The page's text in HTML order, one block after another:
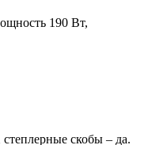
190 Вт,
скобы – да.